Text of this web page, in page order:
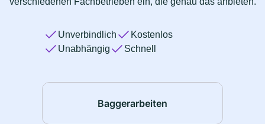
Unverbindlich
Kostenlos
Unabhängig
Schnell
Baggerarbeiten